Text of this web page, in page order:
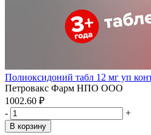
Полиоксидоний табл 12 мг уп
Петровакс Фарм НПО ООО
1002.60 ₽
-
+
В корзину